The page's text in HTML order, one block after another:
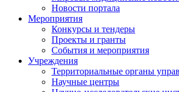
Новости портала
Мероприятия
Конкурсы и тендеры
Проекты и гранты
События и мероприятия
Учреждения
Территориальные органы
Научные центры